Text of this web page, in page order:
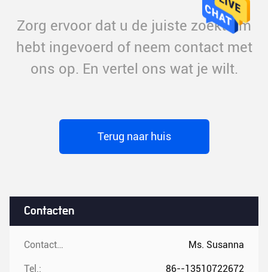
Contacten
Contacten: Ms. Susanna
Tel.: 86--13510722672
Zorg ervoor dat u de juiste zoekterm
hebt ingevoerd of neem contact met
ons op. En vertel ons wat je wilt.
Terug naar huis